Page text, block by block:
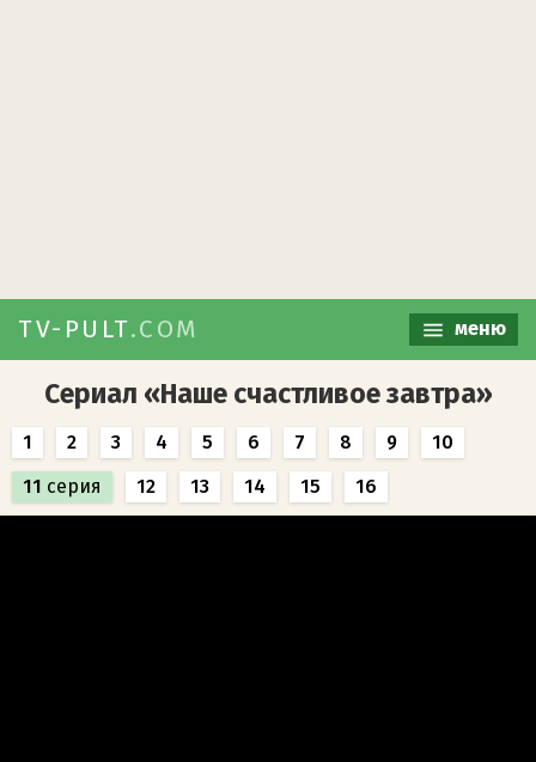
TV-PULT.COM меню
Сериал «Наше счастливое завтра»
1 2 3 4 5 6 7 8 9
10
11 серия 12 13 14 15 16